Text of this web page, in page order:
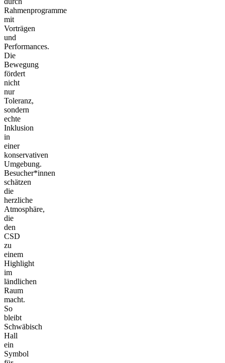
Rahmenprogramme
mit
Vorträgen
und
Performances.
Die
Bewegung
fördert
nicht
nur
Toleranz,
sondern
echte
Inklusion
in
einer
konservativen
Umgebung.
Besucher*innen
schätzen
die
herzliche
Atmosphäre,
die
den
CSD
zu
einem
Highlight
im
ländlichen
Raum
macht.
So
bleibt
Schwäbisch
Hall
ein
Symbol